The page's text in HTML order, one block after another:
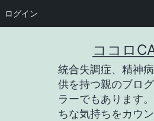
ログイン
ココロ
統合失調症、精神
供を持つ親のブロ
ラーでもあります
ちな気持ちをカウ